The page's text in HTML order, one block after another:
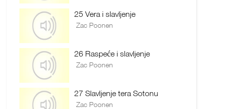
25 Vera i slavljenje
Zac Poonen
26 Raspeće i slavljenje
Zac Poonen
27 Slavljenje tera Sotonu
Zac Poonen